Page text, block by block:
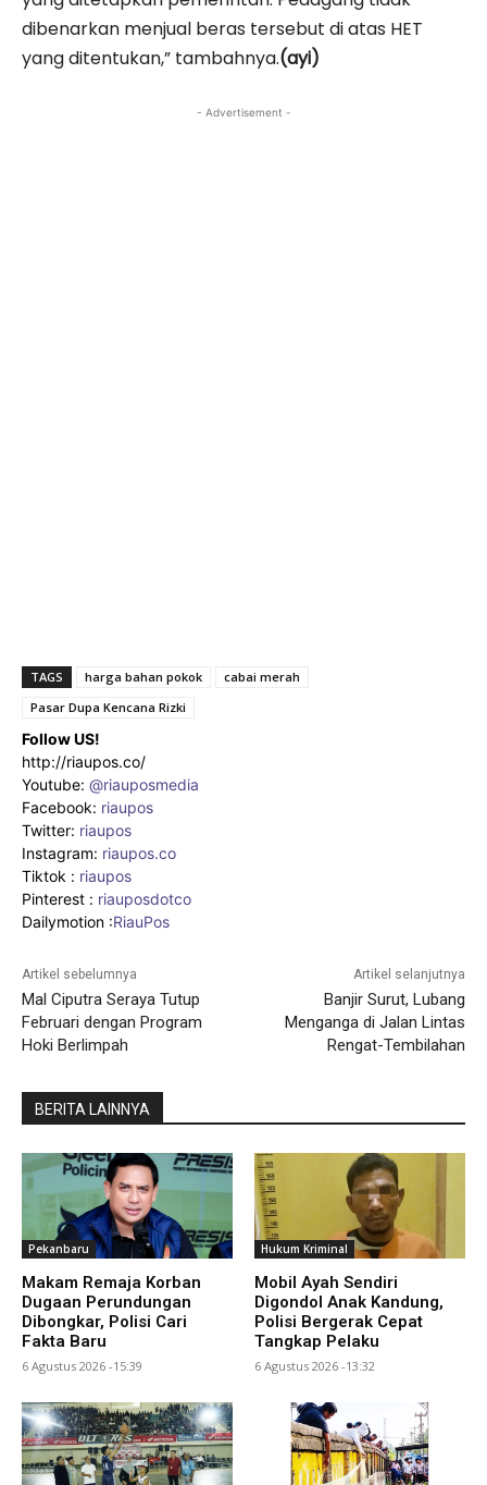
dibenarkan menjual beras tersebut di atas HET
yang ditentukan,” tambahnya.(ayi)
- Advertisement -
TAGS harga bahan pokok
cabai merah
Pasar Dupa Kencana Rizki
Follow US!
http://riaupos.co/
Youtube: @riauposmedia
Facebook: riaupos
Twitter: riaupos
Instagram: riaupos.co
Tiktok : riaupos
Pinterest : riauposdotco
Dailymotion :RiauPos
Artikel sebelumnya
Mal Ciputra Seraya Tutup
Februari dengan Program
Hoki Berlimpah
Artikel selanjutnya
Banjir Surut, Lubang
Menganga di Jalan Lintas
Rengat-Tembilahan
BERITA LAINNYA
Pekanbaru
Makam Remaja Korban
Dugaan Perundungan
Dibongkar, Polisi Cari
Fakta Baru
6 Agustus 2026 -15:39
Hukum Kriminal
Mobil Ayah Sendiri
Digondol Anak Kandung,
Polisi Bergerak Cepat
Tangkap Pelaku
6 Agustus 2026 -13:32